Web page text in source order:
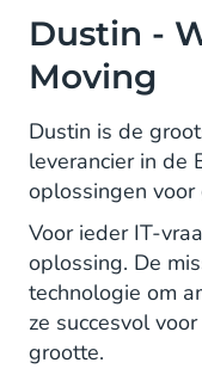
Dustin -
Moving
Dustin is de
leverancier in de
oplossingen
Voor ieder IT-
oplossing. De
technologie om
ze succesvol
grootte.